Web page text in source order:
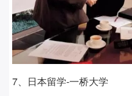
7、日本留学-一桥大学